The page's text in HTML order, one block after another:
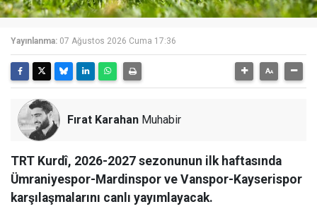
Yayınlanma: 07 Ağustos 2026 Cuma 17:36
Fırat Karahan Muhabir
TRT Kurdî, 2026-2027 sezonunun ilk haftasında
Ümraniyespor-Mardinspor ve Vanspor-Kayserispor
karşılaşmalarını canlı yayımlayacak.